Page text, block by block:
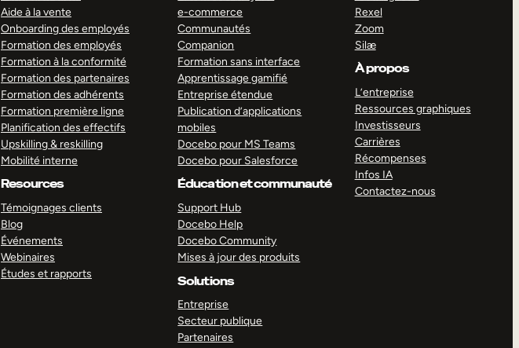
Aide à la vente
Onboarding des employés
Formation des employés
Formation à la conformité
Formation des partenaires
Formation des adhérents
Formation première ligne
Planification des effectifs
Upskilling & reskilling
Mobilité interne
Resources
Témoignages clients
Blog
Événements
Webinaires
Études et rapports
e-commerce
Communautés
Companion
Formation sans interface
Apprentissage gamifié
Entreprise étendue
Publication d’applications
mobiles
Docebo pour MS Teams
Docebo pour Salesforce
Éducation et communauté
Support Hub
Docebo Help
Docebo Community
Mises à jour des produits
Solutions
Entreprise
Secteur publique
Partenaires
Rexel
Zoom
Silæ
À propos
L’entreprise
Ressources graphiques
Investisseurs
Carrières
Récompenses
Infos IA
Contactez-nous